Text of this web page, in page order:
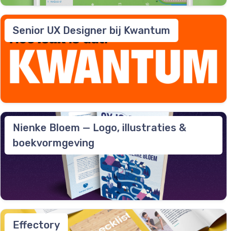
Senior UX Designer bij Kwantum
Nienke Bloem — Logo, illustraties &
boekvormgeving
Effectory